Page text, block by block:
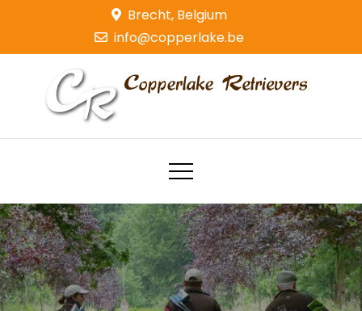
content
Brecht, Belgium
info@copperlake.be
Copperlake Retrievers
Golden Retrievers